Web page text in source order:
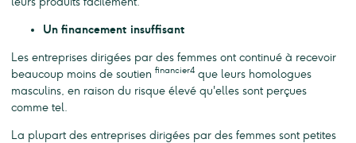
Un financement insuffisant
Les entreprises dirigées par des femmes ont continué à recevoir
beaucoup moins de soutien financier4 que leurs homologues
masculins, en raison du risque élevé qu'elles sont perçues
comme tel.
La plupart des entreprises dirigées par des femmes sont petites